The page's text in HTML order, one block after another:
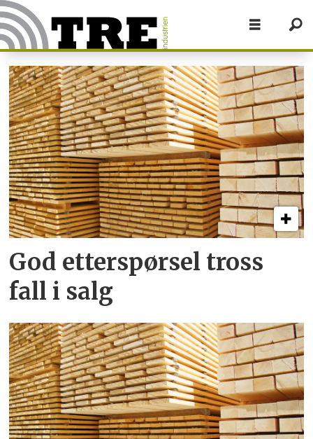
Tag:
statistikk
God etterspørsel tross
fall i salg